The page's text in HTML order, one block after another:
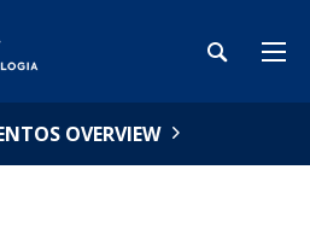
OVERVIEW